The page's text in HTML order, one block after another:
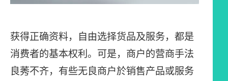
获得正确资料，自由选择货品及服务，都是
消费者的基本权利。可是，商户的营商手法
良莠不齐，有些无良商户於销售产品或服务